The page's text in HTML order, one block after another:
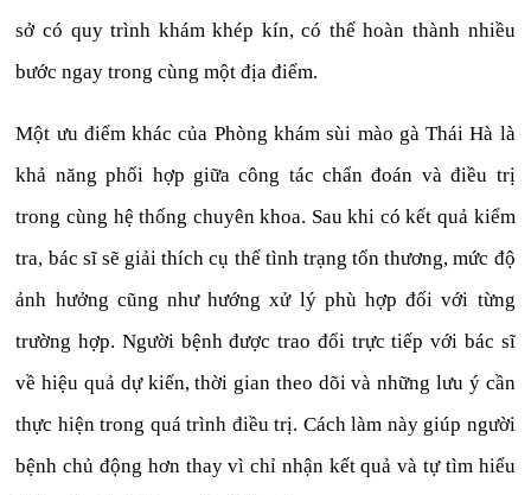
sở có quy trình khám khép kín, có thể hoàn thành nhiều
bước ngay trong cùng một địa điểm.
Một ưu điểm khác của Phòng khám sùi mào gà Thái Hà là
khả năng phối hợp giữa công tác chẩn đoán và điều trị
trong cùng hệ thống chuyên khoa. Sau khi có kết quả kiểm
tra, bác sĩ sẽ giải thích cụ thể tình trạng tổn thương, mức độ
ảnh hưởng cũng như hướng xử lý phù hợp đối với từng
trường hợp. Người bệnh được trao đổi trực tiếp với bác sĩ
về hiệu quả dự kiến, thời gian theo dõi và những lưu ý cần
thực hiện trong quá trình điều trị. Cách làm này giúp người
bệnh chủ động hơn thay vì chỉ nhận kết quả và tự tìm hiểu